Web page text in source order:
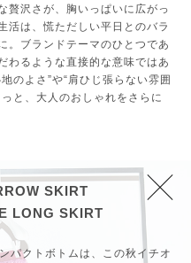
贅沢さが、胸いっぱいに広がっ
活は、慌ただしい平日とのバラ
。ブランドテーマのひとつであ
わるような直接的な意味ではあ
のよさ”や“肩ひじ張らない雰囲
と、大人のおしゃれをさらに
SKIRT
LONG SKIRT
パクトボトムは、この秋イチオ